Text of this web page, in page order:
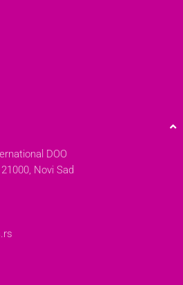
DOO
Novi Sad